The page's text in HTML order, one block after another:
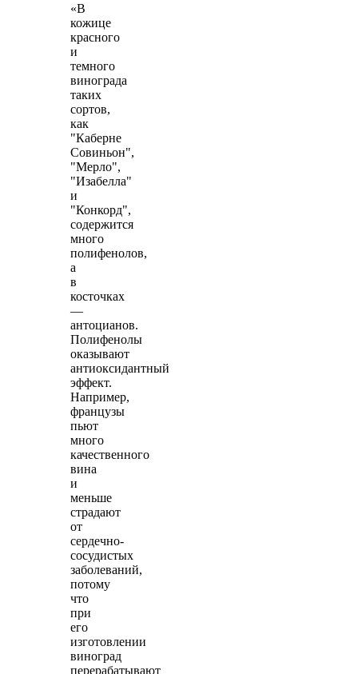
«В
кожице
красного
и
темного
винограда
таких
сортов,
как
"Каберне
Совиньон",
"Мерло",
"Изабелла"
и
"Конкорд",
содержится
много
полифенолов,
а
в
косточках
—
антоцианов.
Полифенолы
оказывают
антиоксидантный
эффект.
Например,
французы
пьют
много
качественного
вина
и
меньше
страдают
от
сердечно-
сосудистых
заболеваний,
потому
что
при
его
изготовлении
виноград
перерабатывают